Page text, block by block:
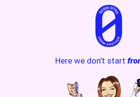
Here we don't start